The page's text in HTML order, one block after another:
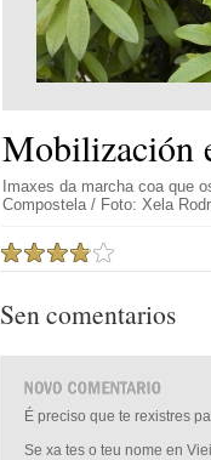
Mobilización
Imaxes da marcha coa que
Compostela / Foto: Xela
Sen comentarios
É preciso que te rexistres
Se xa tes o teu nome en